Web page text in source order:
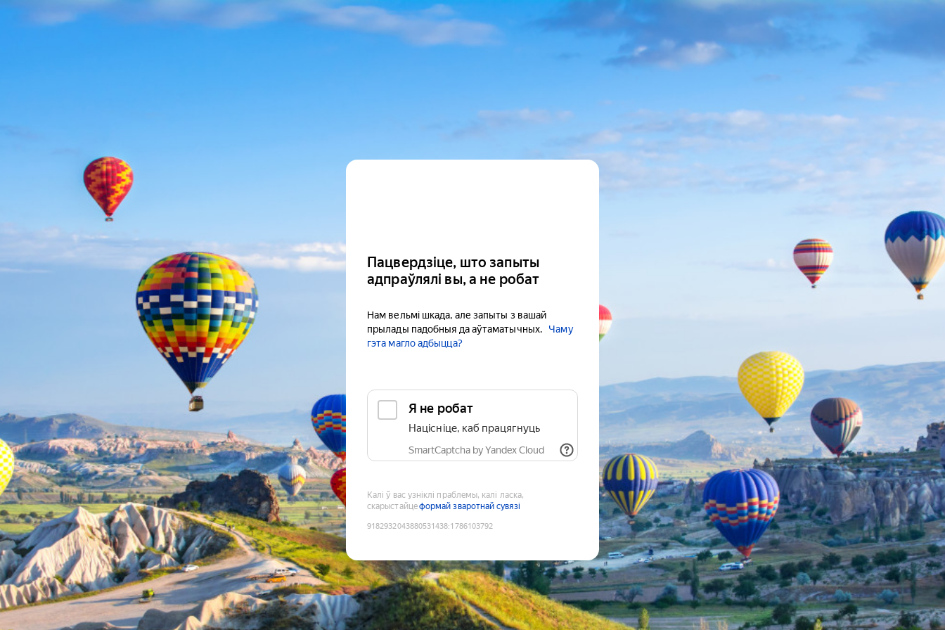
Пацвердзіце, што запыты
адпраўлялі вы, а не робат
Нам вельмі шкада, але запыты з вашай
прылады падобныя да аўтаматычных.
Чаму
гэта магло адбыцца?
Я не робат
Націсніце, каб працягнуць
SmartCaptcha by Yandex Cloud
Калі ў вас узніклі праблемы, калі ласка,
скарыстайцеформай зваротнай сувязі
9182932043880531438:1786103792